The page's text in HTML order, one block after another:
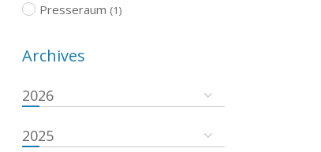
Presseraum (1)
Archives
2026
2025